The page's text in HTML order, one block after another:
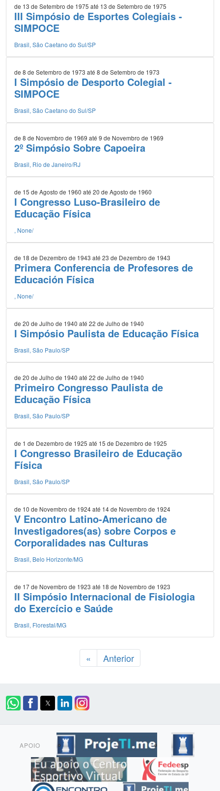
de 13 de Setembro de 1975 até 13 de Setembro de 1975
III Simpósio de Esportes Colegiais -
SIMPOCE
Brasil, São Caetano do Sul/SP
de 8 de Setembro de 1973 até 8 de Setembro de 1973
I Simpósio de Desporto Colegial -
SIMPOCE
Brasil, São Caetano do Sul/SP
de 8 de Novembro de 1969 até 9 de Novembro de 1969
2º Simpósio Sobre Capoeira
Brasil, Rio de Janeiro/RJ
de 15 de Agosto de 1960 até 20 de Agosto de 1960
I Congresso Luso-Brasileiro de
Educação Física
, None/
de 18 de Dezembro de 1943 até 23 de Dezembro de 1943
Primera Conferencia de Profesores de
Educación Física
, None/
de 20 de Julho de 1940 até 22 de Julho de 1940
I Simpósio Paulista de Educação Física
Brasil, São Paulo/SP
de 20 de Julho de 1940 até 22 de Julho de 1940
Primeiro Congresso Paulista de
Educação Física
Brasil, São Paulo/SP
de 1 de Dezembro de 1925 até 15 de Dezembro de 1925
I Congresso Brasileiro de Educação
Física
Brasil, São Paulo/SP
de 10 de Novembro de 1924 até 14 de Novembro de 1924
V Encontro Latino-Americano de
Investigadores(as) sobre Corpos e
Corporalidades nas Culturas
Brasil, Belo Horizonte/MG
de 17 de Novembro de 1923 até 18 de Novembro de 1923
II Simpósio Internacional de Fisiologia
do Exercício e Saúde
Brasil, Florestal/MG
« Anterior
APOIO